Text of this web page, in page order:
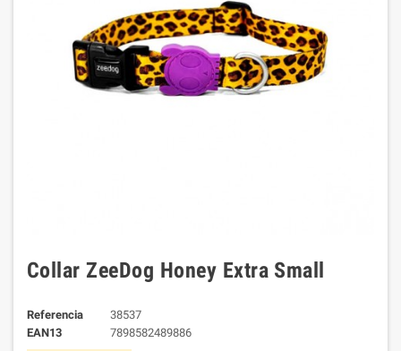
Collar ZeeDog Honey Extra Small
Referencia
38537
EAN13
7898582489886